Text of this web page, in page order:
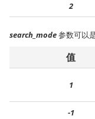
2
search_mode参数可以
值
1
-1